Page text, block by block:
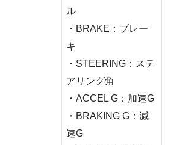
ル
・BRAKE：ブレー
キ
・STEERING：ステ
アリング角
・ACCEL G：加速G
・BRAKING G：減
速G